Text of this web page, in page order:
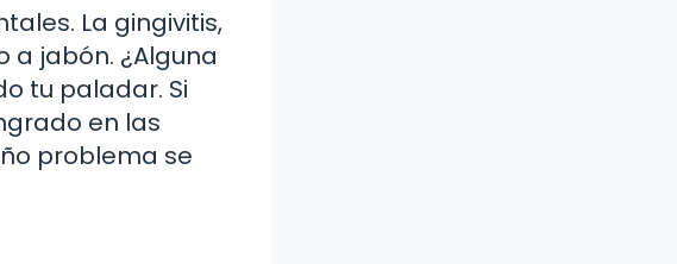
La gingivitis,
a jabón. ¿Alguna
tu paladar. Si
en las
problema se